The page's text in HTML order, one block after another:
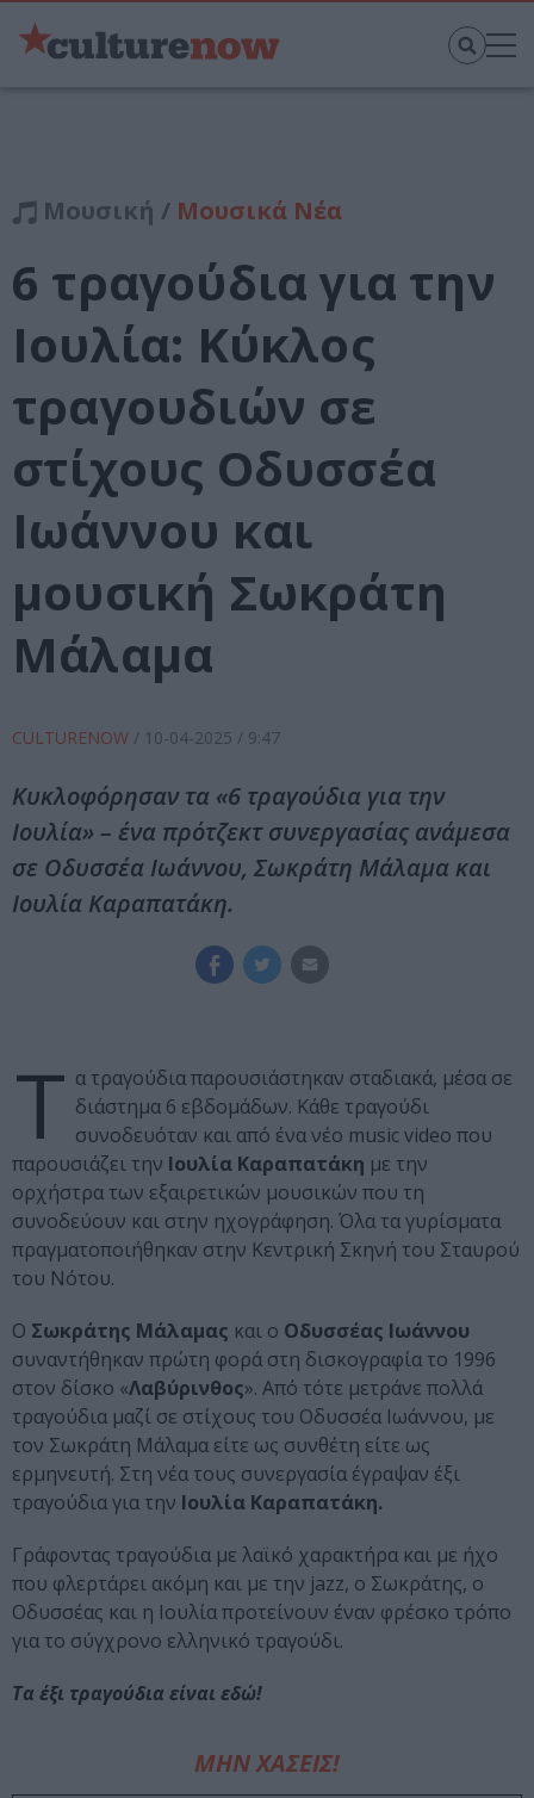
Μουσική / Μουσικά Νέα
6 τραγούδια για την
Ιουλία: Κύκλος
τραγουδιών σε
στίχους Οδυσσέα
Ιωάννου και
μουσική Σωκράτη
Μάλαμα
CULTURENOW / 10-04-2025 / 9:47
Κυκλοφόρησαν τα «6 τραγούδια για την
Ιουλία» – ένα πρότζεκτ συνεργασίας ανάμεσα
σε Οδυσσέα Ιωάννου, Σωκράτη Μάλαμα και
Ιουλία Καραπατάκη.
Τ α τραγούδια παρουσιάστηκαν σταδιακά, μέσα σε
διάστημα 6 εβδομάδων. Κάθε τραγούδι
συνοδευόταν και από ένα νέο music video που
παρουσιάζει την Ιουλία Καραπατάκη με την
ορχήστρα των εξαιρετικών μουσικών που τη
συνοδεύουν και στην ηχογράφηση. Όλα τα γυρίσματα
πραγματοποιήθηκαν στην Κεντρική Σκηνή του Σταυρού
του Νότου.
Ο Σωκράτης Μάλαμας και ο Οδυσσέας Ιωάννου
συναντήθηκαν πρώτη φορά στη δισκογραφία το 1996
στον δίσκο «Λαβύρινθος». Από τότε μετράνε πολλά
τραγούδια μαζί σε στίχους του Οδυσσέα Ιωάννου, με
τον Σωκράτη Μάλαμα είτε ως συνθέτη είτε ως
ερμηνευτή. Στη νέα τους συνεργασία έγραψαν έξι
τραγούδια για την Ιουλία Καραπατάκη.
Γράφοντας τραγούδια με λαϊκό χαρακτήρα και με ήχο
που φλερτάρει ακόμη και με την jazz, ο Σωκράτης, ο
Οδυσσέας και η Ιουλία προτείνουν έναν φρέσκο τρόπο
για το σύγχρονο ελληνικό τραγούδι.
Τα έξι τραγούδια είναι εδώ!
ΜΗΝ ΧΑΣΕΙΣ!